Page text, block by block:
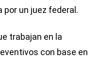
por un juez federal.
trabajan en la
con base en